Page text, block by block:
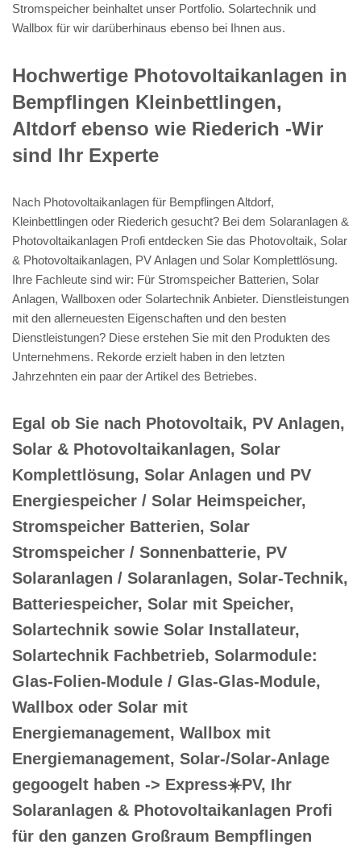
Stromspeicher beinhaltet unser Portfolio. Solartechnik und
Wallbox für wir darüberhinaus ebenso bei Ihnen aus.
Hochwertige Photovoltaikanlagen in
Bempflingen Kleinbettlingen,
Altdorf ebenso wie Riederich -Wir
sind Ihr Experte
Nach Photovoltaikanlagen für Bempflingen Altdorf,
Kleinbettlingen oder Riederich gesucht? Bei dem Solaranlagen &
Photovoltaikanlagen Profi entdecken Sie das Photovoltaik, Solar
& Photovoltaikanlagen, PV Anlagen und Solar Komplettlösung.
Ihre Fachleute sind wir: Für Stromspeicher Batterien, Solar
Anlagen, Wallboxen oder Solartechnik Anbieter. Dienstleistungen
mit den allerneuesten Eigenschaften und den besten
Dienstleistungen? Diese erstehen Sie mit den Produkten des
Unternehmens. Rekorde erzielt haben in den letzten
Jahrzehnten ein paar der Artikel des Betriebes.
Egal ob Sie nach Photovoltaik, PV Anlagen,
Solar & Photovoltaikanlagen, Solar
Komplettlösung, Solar Anlagen und PV
Energiespeicher / Solar Heimspeicher,
Stromspeicher Batterien, Solar
Stromspeicher / Sonnenbatterie, PV
Solaranlagen / Solaranlagen, Solar-Technik,
Batteriespeicher, Solar mit Speicher,
Solartechnik sowie Solar Installateur,
Solartechnik Fachbetrieb, Solarmodule:
Glas-Folien-Module / Glas-Glas-Module,
Wallbox oder Solar mit
Energiemanagement, Wallbox mit
Energiemanagement, Solar-/Solar-Anlage
gegoogelt haben -> Express☀️PV️, Ihr
Solaranlagen & Photovoltaikanlagen Profi
für den ganzen Großraum Bempflingen